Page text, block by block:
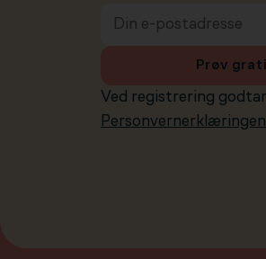
Ved registrering
Personvernerklæringen
Prøv